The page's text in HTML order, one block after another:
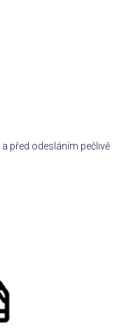
před odesláním pečlivě